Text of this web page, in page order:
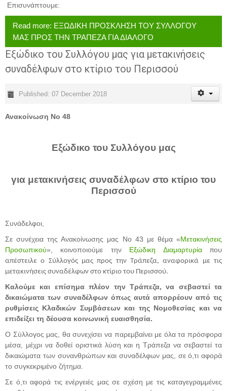
Επισυνάπτουμε:
Read more: ΕΞΩΔΙΚΗ ΠΡΟΣΚΛΗΣΗ ΤΟΥ ΣΥΛΛΟΓΟΥ
ΜΑΣ ΠΡΟΣ ΤΗΝ ΤΡΑΠΕΖΑ ΓΙΑ ΔΙΑΛΟΓΟ
Εξώδικο του Συλλόγου μας για μετακινήσεις
συναδέλφων στο κτίριο του Περισσού
Published: 07 December 2018
Ανακοίνωση Νο 48
Εξώδικο του Συλλόγου μας
για μετακινήσεις συναδέλφων στο κτίριο του
Περισσού
Συνάδελφοι,
Σε συνέχεια της Ανακοίνωσης μας Νο 43 με θέμα «Μετακινήσεις
Προσωπικού», κοινοποιούμε την Εξώδικη Διαμαρτυρία
που
απέστειλε ο Σύλλογός μας προς την Τράπεζα, αναφορικά με τις
μετακινήσεις συναδέλφων στο κτίριο του Περισσού.
Καλούμε και επίσημα πλέον την Τράπεζα, να σεβαστεί τα
δικαιώματα των συναδέλφων όπως αυτά απορρέουν από τις
ρυθμίσεις Κλαδικών Συμβάσεων και της Νομοθεσίας και να
επιδείξει τη δέουσα κοινωνική ευαισθησία.
Ο Σύλλογος μας, θα συνεχίσει να παρεμβαίνει με όλα τα πρόσφορα
μέσα, μέχρι να δοθεί οριστικά λύση και η Τράπεζα να σεβαστεί τα
δικαιώματα των συνανθρώπων και συναδέλφων μας, σε ό,τι αφορά
το συγκεκριμένο ζήτημα.
Σε ό,τι αφορά τις ενέργειές μας σε σχέση με τις καταγεγραμμένες